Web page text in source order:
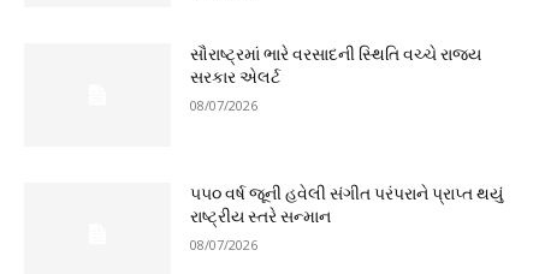
સૌરાષ્ટ્રમાં ભારે વરસાદની સ્થિતિ વચ્ચે રાજ્ય
સરકાર એલર્ટ
08/07/2026
૫૫૦ વર્ષ જૂની હવેલી સંગીત પરંપરાને પ્રાપ્ત થયું
રાષ્ટ્રીય સ્તરે સન્માન
08/07/2026